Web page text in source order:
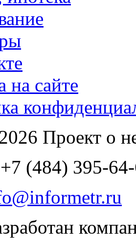
на сайте
Проект о
(484) 395-